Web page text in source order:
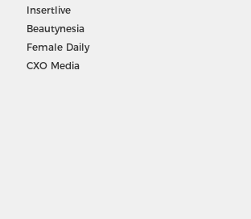
Insertlive
Beautynesia
Female Daily
CXO Media